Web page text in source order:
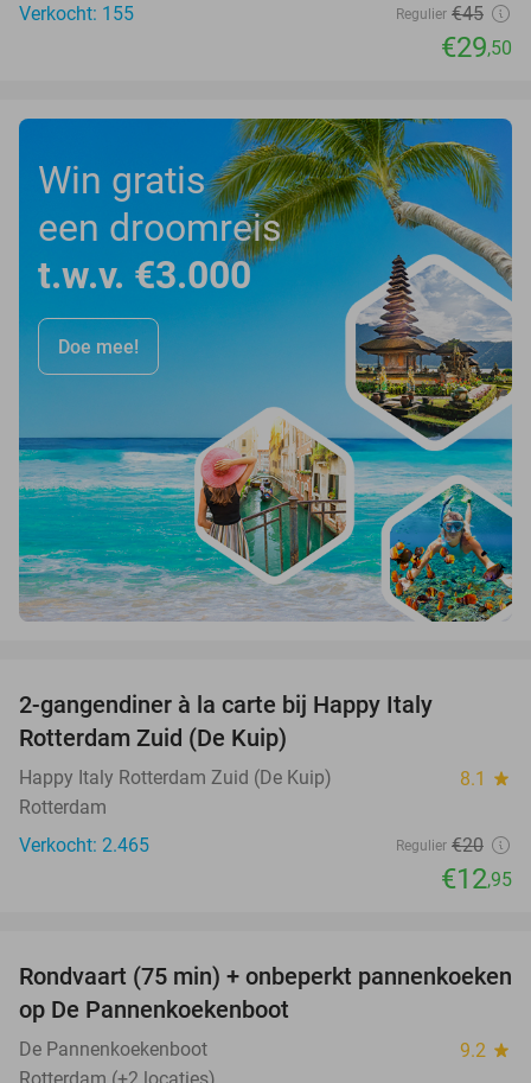
Verkocht: 155
Regulier €45
€29,50
Win gratis
een droomreis
t.w.v. €3.000
Doe mee!
2-gangendiner à la carte bij Happy Italy
Rotterdam Zuid (De Kuip)
Happy Italy Rotterdam Zuid (De Kuip) 8.1 star
Rotterdam
Verkocht: 2.465
Regulier €20
€12,95
30%
Rondvaart (75 min) + onbeperkt pannenkoeken
op De Pannenkoekenboot
De Pannenkoekenboot 9.2 star
Rotterdam (+2 locaties)